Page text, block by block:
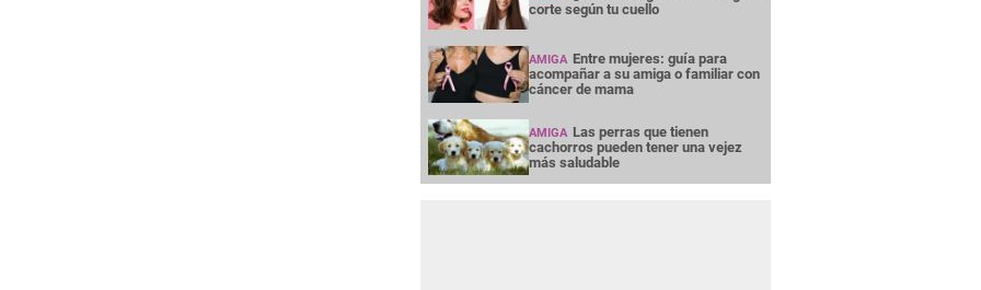
corte según tu cuello
AMIGA Entre mujeres: guía para
acompañar a su amiga o familiar con
cáncer de mama
AMIGA Las perras que tienen
cachorros pueden tener una vejez
más saludable